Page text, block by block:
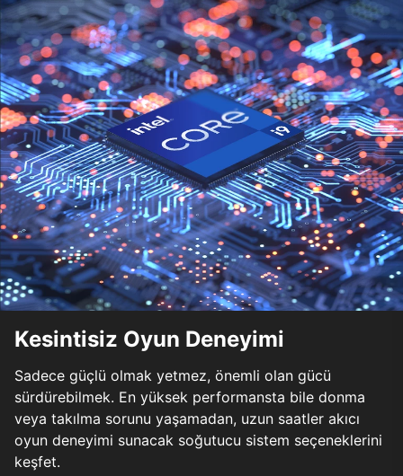
Kesintisiz Oyun Deneyimi
Sadece güçlü olmak yetmez, önemli olan gücü
sürdürebilmek. En yüksek performansta bile donma
veya takılma sorunu yaşamadan, uzun saatler akıcı
oyun deneyimi sunacak soğutucu sistem seçeneklerini
keşfet.